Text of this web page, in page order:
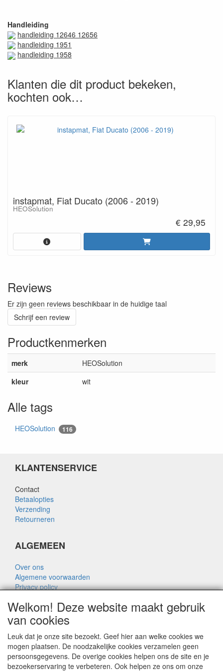
Handleiding
handleiding 12646 12656
handleiding 1951
handleiding 1958
Klanten die dit product bekeken,
kochten ook…
instapmat, Fiat Ducato (2006 - 2019)
HEOSolution
€ 29,95
Reviews
Er zijn geen reviews beschikbaar in de huidige taal
Schrijf een review
Productkenmerken
merk
HEOSolution
kleur
wit
Alle tags
HEOSolution 116
KLANTENSERVICE
Contact
Betaalopties
Verzending
Retourneren
ALGEMEEN
Over ons
Algemene voorwaarden
Privacy policy
Over Rik Thijssen
ALGEMEEN
Welkom! Deze website maakt gebruik
van cookies
Leuk dat je onze site bezoekt. Geef hier aan welke cookies we
mogen plaatsen. De noodzakelijke cookies verzamelen geen
persoonsgegevens. De overige cookies helpen ons de site en je
bezoekerservaring te verbeteren. Ook helpen ze ons om onze